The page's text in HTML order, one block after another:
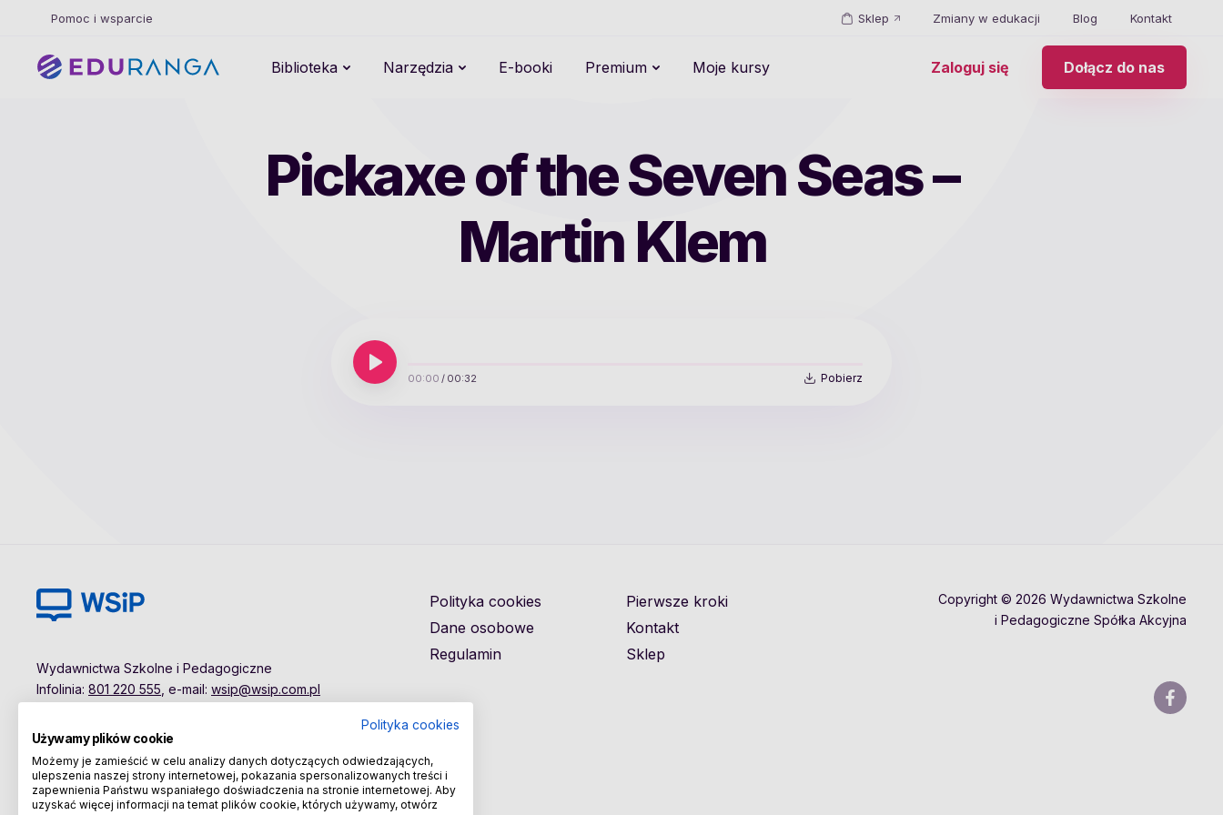
Pomoc i wsparcie Sklep Zmiany w edukacji Blog Kontakt
Biblioteka Narzędzia E-booki Premium Moje kursy Zaloguj się Dołącz do nas
Pickaxe of the Seven Seas –
Martin Klem
00:00 / 00:32 Pobierz
Wydawnictwa Szkolne i Pedagogiczne
Infolinia: 801 220 555 , e-mail: wsip@wsip.com.pl
Polityka cookies
Dane osobowe
Regulamin
Pierwsze kroki
Kontakt
Sklep
Copyright © 2026 Wydawnictwa Szkolne
i Pedagogiczne Spółka Akcyjna
Polityka cookies
Używamy plików cookie
Możemy je zamieścić w celu analizy danych dotyczących odwiedzających,
ulepszenia naszej strony internetowej, pokazania spersonalizowanych treści i
zapewnienia Państwu wspaniałego doświadczenia na stronie internetowej. Aby
uzyskać więcej informacji na temat plików cookie, których używamy, otwórz